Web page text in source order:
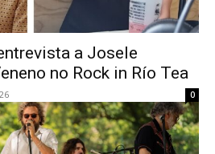
a Josele
no Rock in Río Tea
0